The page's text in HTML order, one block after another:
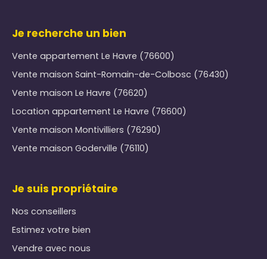
Je recherche un bien
Vente appartement Le Havre (76600)
Vente maison Saint-Romain-de-Colbosc (76430)
Vente maison Le Havre (76620)
Location appartement Le Havre (76600)
Vente maison Montivilliers (76290)
Vente maison Goderville (76110)
Je suis propriétaire
Nos conseillers
Estimez votre bien
Vendre avec nous